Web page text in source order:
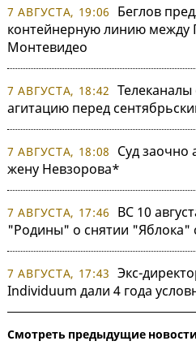
7 АВГУСТА, 19:06
Беглов
контейнерную линию между
Монтевидео
7 АВГУСТА, 18:42
агитацию перед
7 АВГУСТА, 18:08
Суд заочно
жену Невзорова*
7 АВГУСТА, 17:46
ВС 10
"Родины" о снятии "Яблока"
7 АВГУСТА, 17:43 Экс-
Individuum дали 4 года
Смотреть